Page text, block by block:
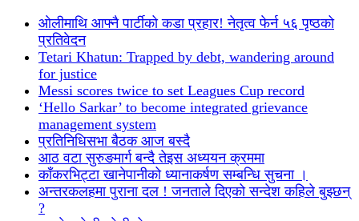
ओलीमाथि आफ्नै पार्टीको कडा प्रहार! नेतृत्व फेर्न ५६ पृष्ठको
प्रतिवेदन
Tetari Khatun: Trapped by debt, wandering around
for justice
Messi scores twice to set Leagues Cup record
‘Hello Sarkar’ to become integrated grievance
management system
प्रतिनिधिसभा बैठक आज बस्दै
आठ वटा सुरुङमार्ग बन्दै तेइस अध्ययन क्रममा
काँकरभिट्टा खानेपानीको ध्यानाकर्षण सम्बन्धि सुचना ।
अन्तरकलहमा पुराना दल ! जनताले दिएको सन्देश कहिले बुझ्छन्
?